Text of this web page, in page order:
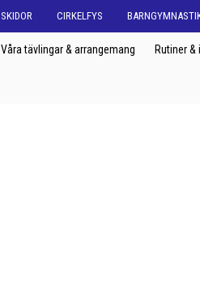
SKIDOR CIRKELFYS
Våra tävlingar & arrangemang Rutiner